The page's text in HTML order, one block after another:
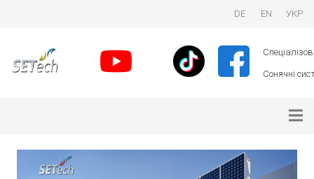
DE EN УКР
Сонячні